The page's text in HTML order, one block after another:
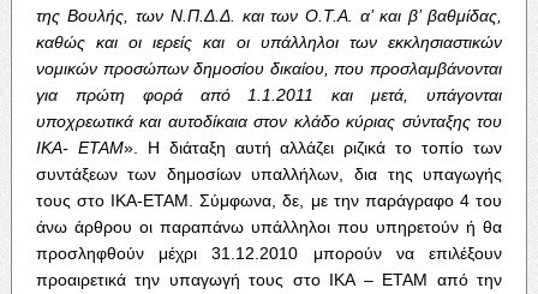
της Βουλής, των Ν.Π.Δ.Δ. και των Ο.Τ.Α. α’ και β’ βαθμίδας,
καθώς και οι ιερείς και οι υπάλληλοι των εκκλησιαστικών
νομικών προσώπων δημοσίου δικαίου, που προσλαμβάνονται
για πρώτη φορά από 1.1.2011 και μετά, υπάγονται
υποχρεωτικά και αυτοδίκαια στον κλάδο κύριας σύνταξης του
ΙΚΑ- ΕΤΑΜ». Η διάταξη αυτή αλλάζει ριζικά το τοπίο των
συντάξεων των δημοσίων υπαλλήλων, δια της υπαγωγής
τους στο ΙΚΑ-ΕΤΑΜ. Σύμφωνα, δε, με την παράγραφο 4 του
άνω άρθρου οι παραπάνω υπάλληλοι που υπηρετούν ή θα
προσληφθούν μέχρι 31.12.2010 μπορούν να επιλέξουν
προαιρετικά την υπαγωγή τους στο ΙΚΑ – ΕΤΑΜ από την